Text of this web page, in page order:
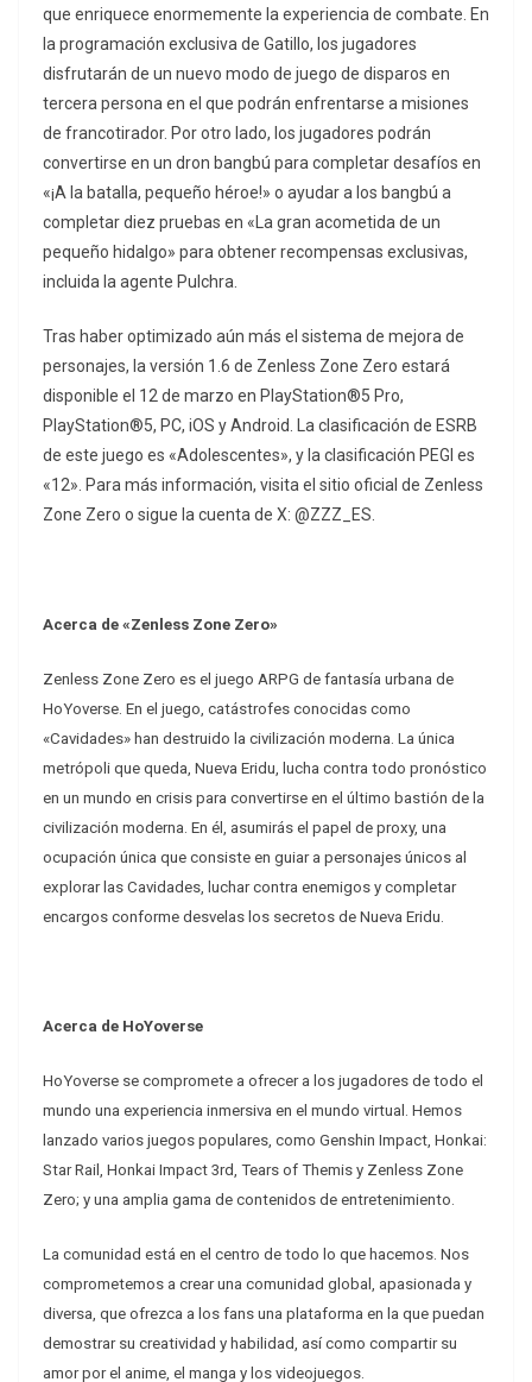
que enriquece enormemente la experiencia de combate. En
la programación exclusiva de Gatillo, los jugadores
disfrutarán de un nuevo modo de juego de disparos en
tercera persona en el que podrán enfrentarse a misiones
de francotirador. Por otro lado, los jugadores podrán
convertirse en un dron bangbú para completar desafíos en
«¡A la batalla, pequeño héroe!» o ayudar a los bangbú a
completar diez pruebas en «La gran acometida de un
pequeño hidalgo» para obtener recompensas exclusivas,
incluida la agente Pulchra.
Tras haber optimizado aún más el sistema de mejora de
personajes, la versión 1.6 de Zenless Zone Zero estará
disponible el 12 de marzo en PlayStation®5 Pro,
PlayStation®5, PC, iOS y Android. La clasificación de ESRB
de este juego es «Adolescentes», y la clasificación PEGI es
«12». Para más información, visita el sitio oficial de Zenless
Zone Zero o sigue la cuenta de X: @ZZZ_ES.
Acerca de «Zenless Zone Zero»
Zenless Zone Zero es el juego ARPG de fantasía urbana de
HoYoverse. En el juego, catástrofes conocidas como
«Cavidades» han destruido la civilización moderna. La única
metrópoli que queda, Nueva Eridu, lucha contra todo pronóstico
en un mundo en crisis para convertirse en el último bastión de la
civilización moderna. En él, asumirás el papel de proxy, una
ocupación única que consiste en guiar a personajes únicos al
explorar las Cavidades, luchar contra enemigos y completar
encargos conforme desvelas los secretos de Nueva Eridu.
Acerca de HoYoverse
HoYoverse se compromete a ofrecer a los jugadores de todo el
mundo una experiencia inmersiva en el mundo virtual. Hemos
lanzado varios juegos populares, como Genshin Impact, Honkai:
Star Rail, Honkai Impact 3rd, Tears of Themis y Zenless Zone
Zero; y una amplia gama de contenidos de entretenimiento.
La comunidad está en el centro de todo lo que hacemos. Nos
comprometemos a crear una comunidad global, apasionada y
diversa, que ofrezca a los fans una plataforma en la que puedan
demostrar su creatividad y habilidad, así como compartir su
amor por el anime, el manga y los videojuegos.